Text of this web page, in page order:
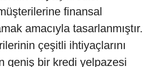
finansal
amacıyla tasarlanmıştır.
çeşitli ihtiyaçlarını
geniş bir kredi yelpazesi